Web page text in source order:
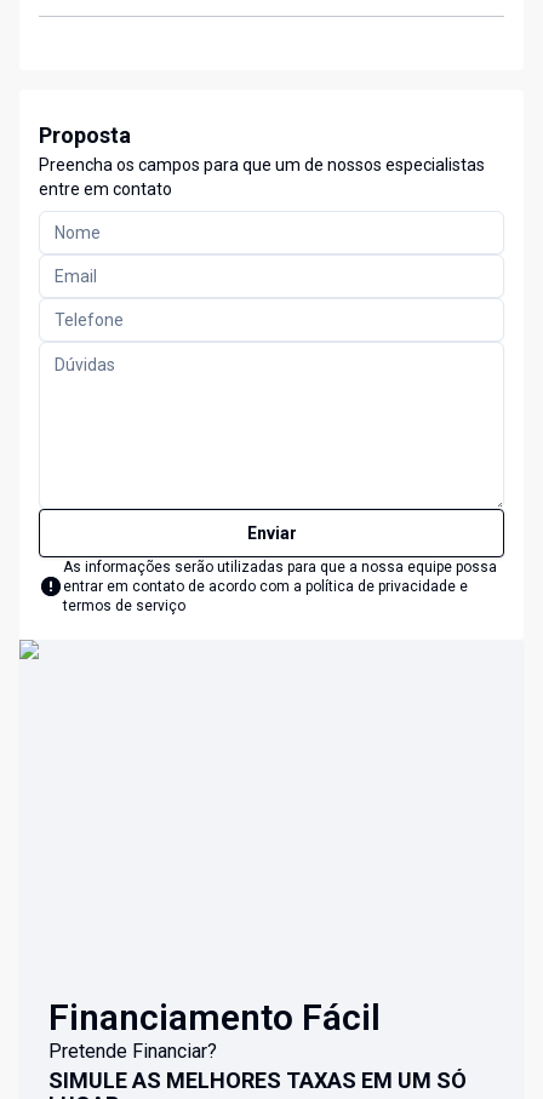
Proposta
Preencha os campos para que um de nossos especialistas
entre em contato
Enviar
As informações serão utilizadas para que a nossa equipe possa
entrar em contato de acordo com a política de privacidade e
termos de serviço
Financiamento Fácil
Pretende Financiar?
SIMULE AS MELHORES TAXAS EM UM SÓ